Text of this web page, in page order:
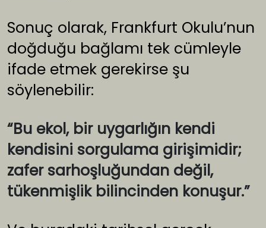
Sonuç olarak, Frankfurt Okulu’nun
doğduğu bağlamı tek cümleyle
ifade etmek gerekirse şu
söylenebilir:
“Bu ekol, bir uygarlığın kendi
kendisini sorgulama girişimidir;
zafer sarhoşluğundan değil,
tükenmişlik bilincinden konuşur.”